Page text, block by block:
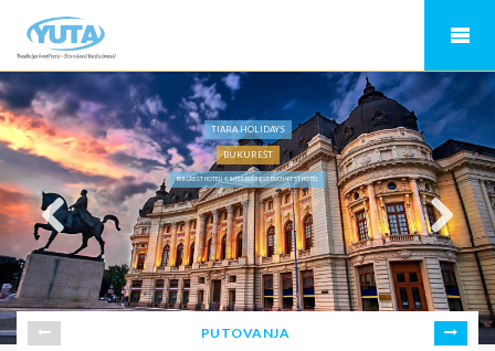
TIARA HOLIDAYS
BUKUREŠT
BUKUREŠT HOTELI 4*, INTER BUSINESS BUCHAREST HOTEL
PUTOVANJA